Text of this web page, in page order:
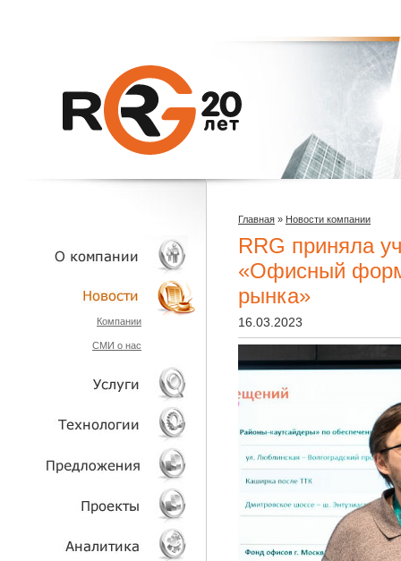
О КОМПАНИИ
НОВОСТИ
Компании
СМИ о нас
УСЛУГИ
ТЕХНОЛОГИИ
ОБЪЕКТЫ
ПРОЕКТЫ
Главная » Новости компании
RRG приняла
«Офисный
рынка»
16.03.2023